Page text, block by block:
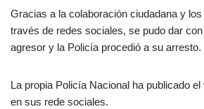
Gracias a la colaboración ciudadana y
través de redes sociales, se pudo dar
agresor y la Policía procedió a su arresto.
La propia Policía Nacional ha publicado
en sus rede sociales.